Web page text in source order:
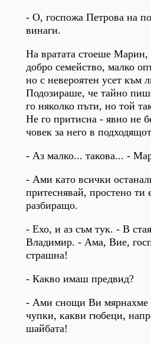
- О, госпожа Петрова на
винаги.
На вратата стоеше Марин,
добро семейство, малко
но с невероятен усет към
Подозираше, че тайно
го няколко пъти, но той
Не го притисна - явно не
човек за него в
- Аз малко... такова... -
- Ами като всички
притеснявай, простено ти
разбиращо.
- Ехо, и аз съм тук. - В
Владимир. - Ама, Вие,
страшна!
- Какво имаш предвид?
- Ами снощи Ви
чупки, какви гюбеци,
шайбата!